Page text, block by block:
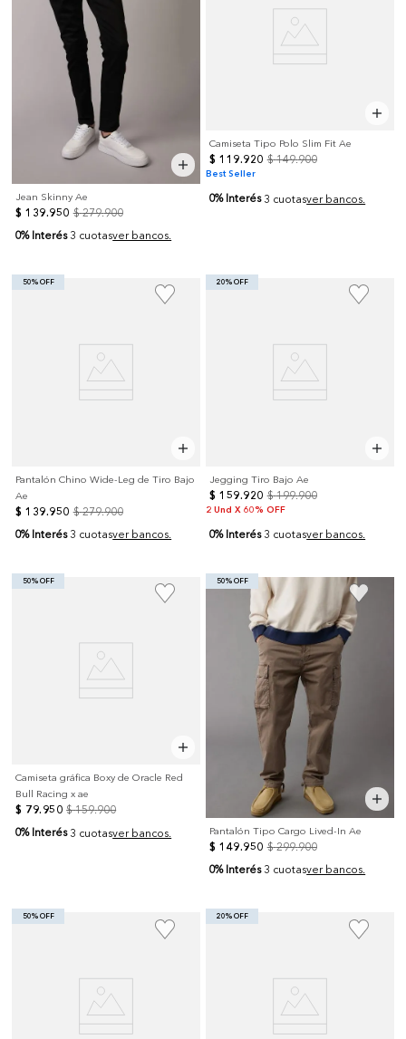
Jean Skinny Ae
$ 139.950 $ 279.900
0% Interés 3 cuotasver bancos.
Camiseta Tipo Polo Slim Fit Ae
$ 119.920 $ 149.900
Best Seller
0% Interés 3 cuotasver bancos.
50% OFF
Pantalón Chino Wide-Leg de Tiro Bajo
Ae
$ 139.950 $ 279.900
0% Interés 3 cuotasver bancos.
20% OFF
Jegging Tiro Bajo Ae
$ 159.920 $ 199.900
2 Und X 60% OFF
0% Interés 3 cuotasver bancos.
50% OFF
Camiseta gráfica Boxy de Oracle Red
Bull Racing x ae
$ 79. 950 $ 159.900
0% Interés 3 cuotasver bancos.
50% OFF
Pantalón Tipo Cargo Lived-In Ae
$ 149.950 $ 299.900
0% Interés 3 cuotasver bancos.
50% OFF 20% OFF